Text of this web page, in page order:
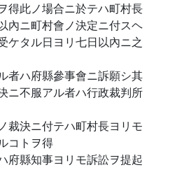
得此ノ場合ニ於テハ町村長
內ニ町村會ノ決定ニ付スヘ
ケタル日ヨリ七日以內ニ之
者ハ府縣參事會ニ訴願シ其
ニ不服アル者ハ行政裁判所
裁決ニ付テハ町村長ヨリモ
コトヲ得
府縣知事ヨリモ訴訟ヲ提起